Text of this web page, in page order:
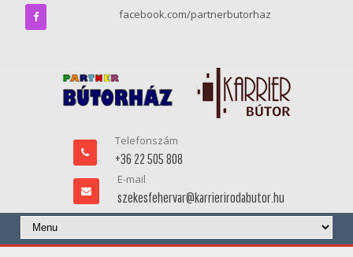
facebook.com/partnerbutorhaz
Telefonszám
+36 22 505 808
E-mail
szekesfehervar@karrierirodabutor.hu